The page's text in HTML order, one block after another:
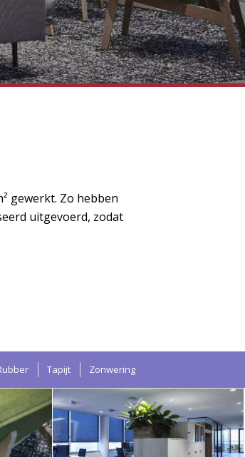
gewerkt. Zo hebben
uitgevoerd, zodat
Tapijt Zonwering